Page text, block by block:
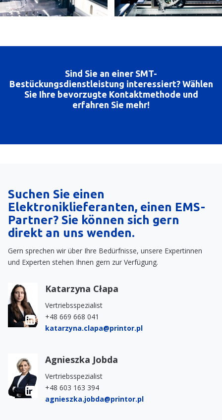
Sind Sie an einer SMT-
Bestückungsdienstleistung interessiert? Wählen
Sie Ihre bevorzugte Kontaktmethode und
erfahren Sie mehr!
Suchen Sie einen
Elektroniklieferanten, einen EMS-
Partner? Sie können sich gern
direkt an uns wenden.
Gern sprechen wir über Ihre Bedürfnisse, unsere Expertinnen
und Experten stehen Ihnen gern zur Verfügung.
Katarzyna Cłapa
Vertriebsspezialist
+48 669 668 041
katarzyna.clapa@printor.pl
Agnieszka Jobda
Vertriebsspezialist
+48 603 163 394
agnieszka.jobda@printor.pl